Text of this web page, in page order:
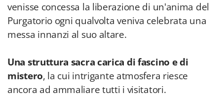
venisse concessa la liberazione di un'anima del
Purgatorio ogni qualvolta veniva celebrata una
messa innanzi al suo altare.
Una struttura sacra carica di fascino e di
mistero, la cui intrigante atmosfera riesce
ancora ad ammaliare tutti i visitatori.